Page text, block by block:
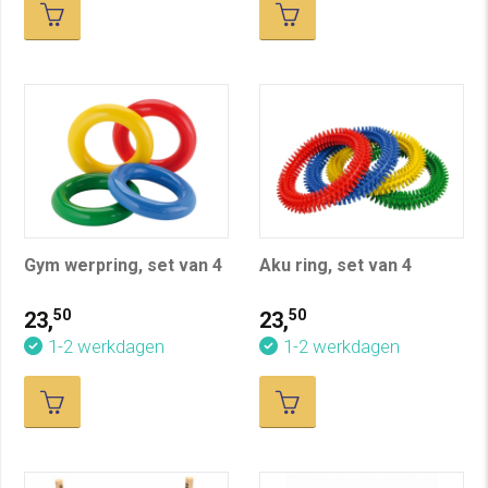
Gym werpring, set van 4
23,50
1-2 werkdagen
Aku ring, set van 4
23,50
1-2 werkdagen